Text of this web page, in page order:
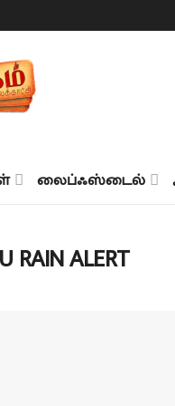
லைப்ஃஸ்டைல்
RAIN ALERT